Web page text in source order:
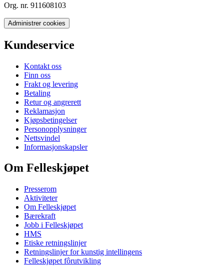
Org. nr. 911608103
Administrer cookies
Kundeservice
Kontakt oss
Finn oss
Frakt og levering
Betaling
Retur og angrerett
Reklamasjon
Kjøpsbetingelser
Personopplysninger
Nettsvindel
Informasjonskapsler
Om Felleskjøpet
Presserom
Aktiviteter
Om Felleskjøpet
Bærekraft
Jobb i Felleskjøpet
HMS
Etiske retningslinjer
Retningslinjer for kunstig intellingens
Felleskjøpet fôrutvikling